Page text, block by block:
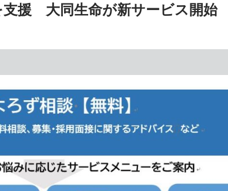
支援 大同生命が新サービス開始